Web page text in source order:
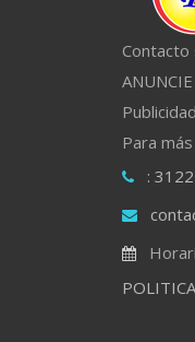
Contacto
Para
: